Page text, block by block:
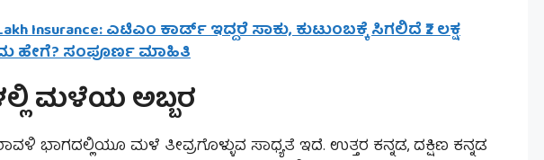
Lakh Insurance: ಎಟಿಎಂ ಕಾರ್ಡ್ ಇದ್ದರೆ ಸಾಕು, ಕುಟುಂಬಕ್ಕೆ ಸಿಗಲಿದೆ ₹2 ಲಕ್ಷ
ಹೇಗೆ? ಸಂಪೂರ್ಣ ಮಾಹಿತಿ
ಮಳೆಯ ಅಬ್ಬರ
ಭಾಗದಲ್ಲಿಯೂ ಮಳೆ ತೀವ್ರಗೊಳ್ಳುವ ಸಾಧ್ಯತೆ ಇದೆ. ಉತ್ತರ ಕನ್ನಡ, ದಕ್ಷಿಣ ಕನ್ನಡ